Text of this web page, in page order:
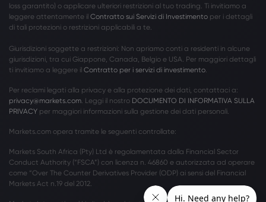
loss garantito) o applicare ulteriori restrizioni al tuo trading. Ti invitiamo a
leggere attentamente il Contratto sui Servizi di Investimento per i dettagli
di tali protezioni o restrizioni applicabili a te.
Giurisdizioni soggette a restrizioni: Non apriamo conti a residenti in alcune
giurisdizioni, tra cui Giappone, Canada, Belgio e USA. Per maggiori dettagli
ti invitiamo a leggere il Contratto per i servizi di investimento
Per reclami legati alla privacy e alla protezione dei dati, contattaci a:
privacy@markets.com . Leggi il nostro DOCUMENTO DI INFORMATIVA SULLA
PRIVACY per maggiori informazioni sulla gestione dei dati personali.
Markets.com opera tramite le seguenti controllate:
Markets South Africa (Pty) Ltd è regolamentata dalla Financial Sector
Conduct Authority (“FSCA”) con licenza n. 46860 e autorizzata ad operare
come “Over The Counter Derivatives Provider (ODP) ai sensi del Financial
Markets Act n.19 del 2012.